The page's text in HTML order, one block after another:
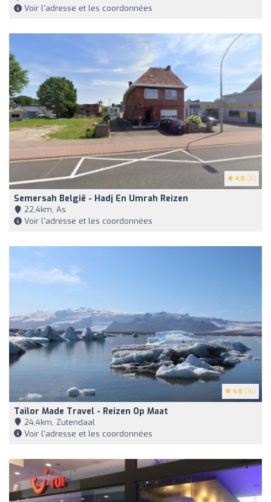
Voir l'adresse et les coordonnées
4.8 (5)
Semersah België - Hadj En Umrah Reizen
22,4km, As
Voir l'adresse et les coordonnées
4.8 (16)
Tailor Made Travel - Reizen Op Maat
24,4km, Zutendaal
Voir l'adresse et les coordonnées